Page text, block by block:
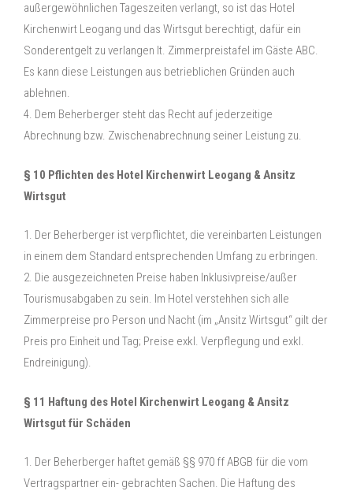
außergewöhnlichen Tageszeiten verlangt, so ist das Hotel
Kirchenwirt Leogang und das Wirtsgut berechtigt, dafür ein
Sonderentgelt zu verlangen lt. Zimmerpreistafel im Gäste ABC.
Es kann diese Leistungen aus betrieblichen Gründen auch
ablehnen.
4. Dem Beherberger steht das Recht auf jederzeitige
Abrechnung bzw. Zwischenabrechnung seiner Leistung zu.
§ 10 Pflichten des Hotel Kirchenwirt Leogang & Ansitz
Wirtsgut
1. Der Beherberger ist verpflichtet, die vereinbarten Leistungen
in einem dem Standard entsprechenden Umfang zu erbringen.
2. Die ausgezeichneten Preise haben Inklusivpreise/außer
Tourismusabgaben zu sein. Im Hotel verstehhen sich alle
Zimmerpreise pro Person und Nacht (im „Ansitz Wirtsgut“ gilt der
Preis pro Einheit und Tag; Preise exkl. Verpflegung und exkl.
Endreinigung).
§ 11 Haftung des Hotel Kirchenwirt Leogang & Ansitz
Wirtsgut für Schäden
1. Der Beherberger haftet gemäß §§ 970 ff ABGB für die vom
Vertragspartner ein- gebrachten Sachen. Die Haftung des